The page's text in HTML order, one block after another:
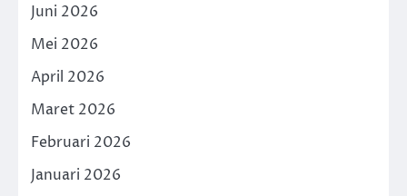
Juni 2026
Mei 2026
April 2026
Maret 2026
Februari 2026
Januari 2026